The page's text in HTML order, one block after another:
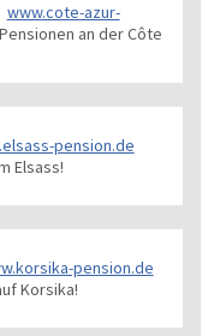
www.cote-azur-
an der Côte
pension.de
Elsass!
pension.de
Korsika!